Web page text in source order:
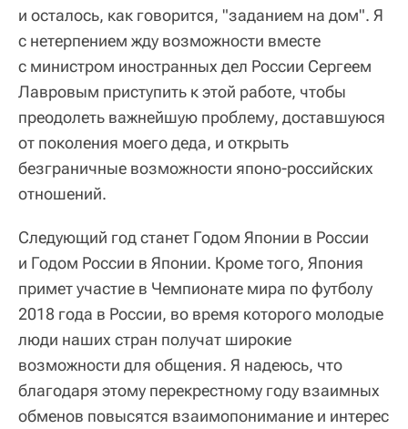
и осталось, как говорится, "заданием на дом". Я
с нетерпением жду возможности вместе
с министром иностранных дел России Сергеем
Лавровым приступить к этой работе, чтобы
преодолеть важнейшую проблему, доставшуюся
от поколения моего деда, и открыть
безграничные возможности японо-российских
отношений.
Следующий год станет Годом Японии в России
и Годом России в Японии. Кроме того, Япония
примет участие в Чемпионате мира по футболу
2018 года в России, во время которого молодые
люди наших стран получат широкие
возможности для общения. Я надеюсь, что
благодаря этому перекрестному году взаимных
обменов повысятся взаимопонимание и интерес